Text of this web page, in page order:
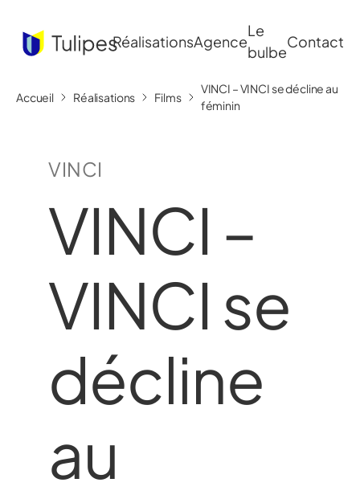
RéalisationsAgence
Le
bulbe
Contact
Accueil Réalisations Films
VINCI – VINCI se décline au
féminin
VINCI
VINCI –
VINCI se
décline
au